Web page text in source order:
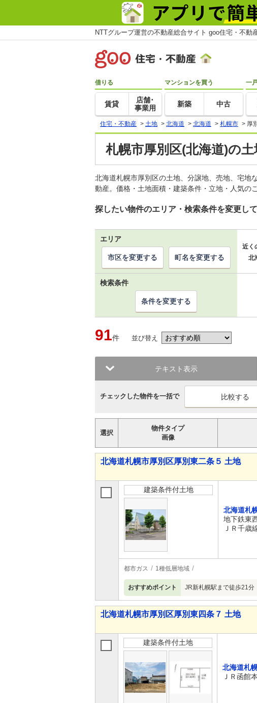
NTTグループ運営の不動産総合サイト goo住宅・不動
借りる
賃貸
店舗･
事業用
マンションを買う
新築 中古
一
住宅・不動産 > 土地 > 北海道 > 北海道 > 札幌市 > 厚
札幌市厚別区(北海道)の
北海道札幌市厚別区の土地、分譲地、売地、宅地
動産。価格・土地面積・建築条件・立地・人気の
探したい物件のエリア・検索条件を変更し
エリア
近く
北
市区を変更する 町名を変更する
検索条件
条件を変更する
91件 並び替え
テキスト表示
チェックした物件を一括で
選択
物件タイプ
画像
北海道札幌市厚別区厚別東二条５ 土地
建築条件付土地
北海道札
地下鉄東
ＪＲ千歳
都市ガス 1種低層地域
おすすめポイント JR新札幌駅まで徒歩21
北海道札幌市厚別区厚別東四条７ 土地
建築条件付土地
北海道札
ＪＲ函館